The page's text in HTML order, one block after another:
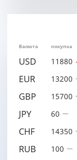
Валюта покупка
USD 11880
EUR 13200
GBP 15700
JPY 60
CHF 14350
RUB 100